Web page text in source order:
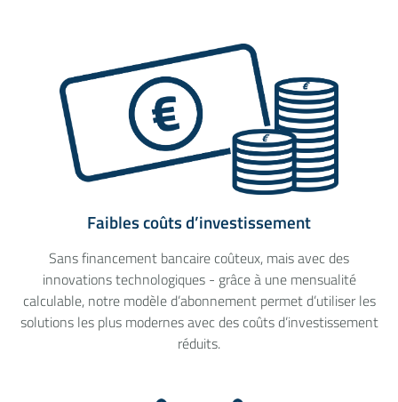
Faibles coûts d’investissement
Sans financement bancaire coûteux, mais avec des
innovations technologiques - grâce à une mensualité
calculable, notre modèle d’abonnement permet d’utiliser les
solutions les plus modernes avec des coûts d’investissement
réduits.